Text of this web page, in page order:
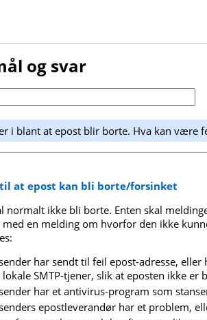
og svar
i blant at epost blir borte. Hva kan være
at epost kan bli borte/forsinket
normalt ikke bli borte. Enten skal
med en melding om hvorfor den ikke
har sendt til feil epost-adresse,
lokale SMTP-tjener, slik at eposten ikke er
har et antivirus-program som
epostleverandør har et problem,